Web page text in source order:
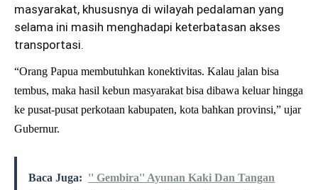
masyarakat, khususnya di wilayah pedalaman yang
selama ini masih menghadapi keterbatasan akses
transportasi.
“Orang Papua membutuhkan konektivitas. Kalau jalan bisa
tembus, maka hasil kebun masyarakat bisa dibawa keluar hingga
ke pusat-pusat perkotaan kabupaten, kota bahkan provinsi,” ujar
Gubernur.
Baca Juga: '' Gembira'' Ayunan Kaki Dan Tangan